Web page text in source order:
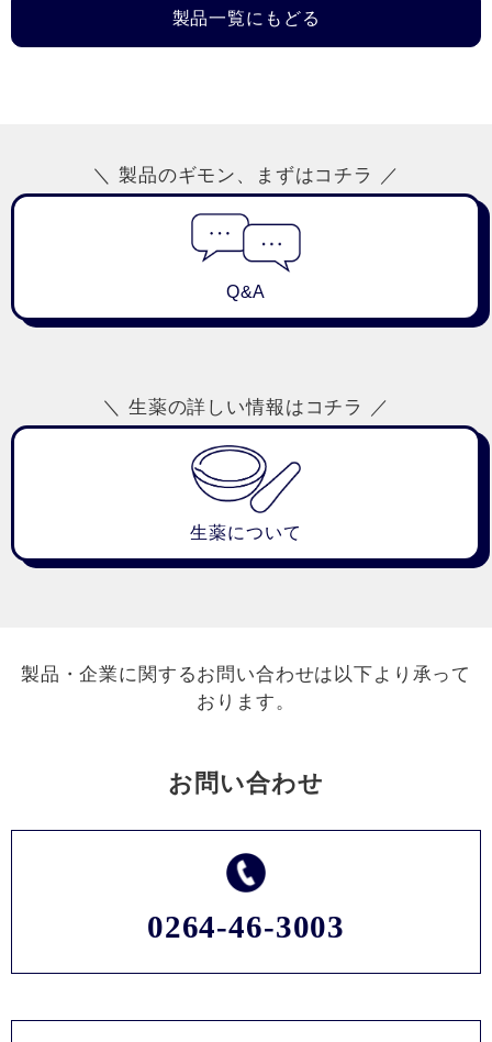
製品一覧にもどる
＼ 製品のギモン、まずはコチラ ／
Q&A
＼ 生薬の詳しい情報はコチラ ／
生薬について
製品・企業に関するお問い合わせは以下より承って
おります。
お問い合わせ
0264-46-3003